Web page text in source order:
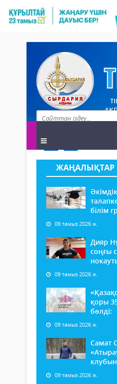
ЖАҢАЛЫҚТАР
білім
09 тамыз 2026 ж.
Дияр
соңғы
09 тамыз 2026 ж.
қоры
бөлді:
09 тамыз 2026 ж.
Самат
09 тамыз 2026 ж.